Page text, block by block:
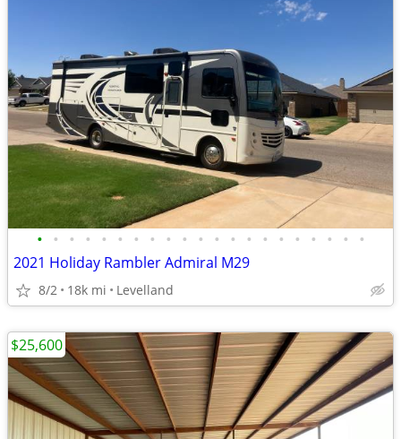
• • • • • • • • • • • • • • • • • • • • •
2021 Holiday Rambler Admiral M29
8/2 18k mi Levelland
$25,600